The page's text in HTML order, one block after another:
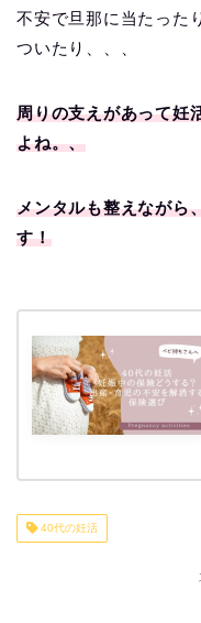
不安で旦那に当たった
ついたり、、、
周りの支えがあって妊
よね。、
メンタルも整えながら
す！
40代の妊活